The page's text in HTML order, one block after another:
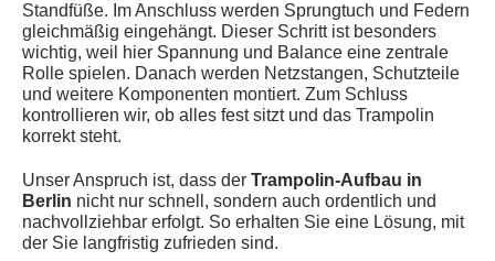
Standfüße. Im Anschluss werden Sprungtuch und Federn
gleichmäßig eingehängt. Dieser Schritt ist besonders
wichtig, weil hier Spannung und Balance eine zentrale
Rolle spielen. Danach werden Netzstangen, Schutzteile
und weitere Komponenten montiert. Zum Schluss
kontrollieren wir, ob alles fest sitzt und das Trampolin
korrekt steht.
Unser Anspruch ist, dass der Trampolin-Aufbau in
Berlin nicht nur schnell, sondern auch ordentlich und
nachvollziehbar erfolgt. So erhalten Sie eine Lösung, mit
der Sie langfristig zufrieden sind.